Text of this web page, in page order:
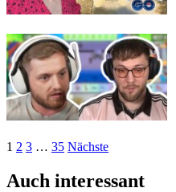
Seiten-
Navigation
1 2 3 … 35 Nächste
Auch interessant